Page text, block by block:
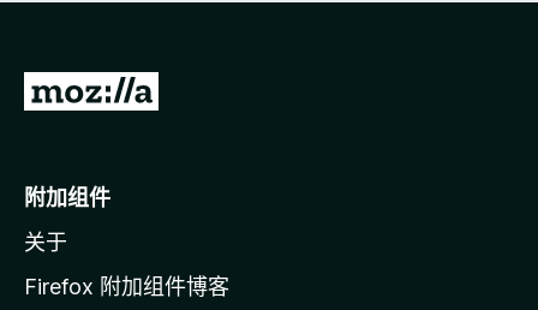
无
转
o
i
l
附加组件
关于
Firefox 附加组件博客